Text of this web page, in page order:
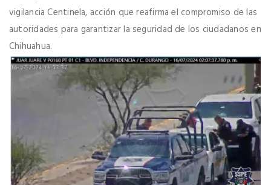
vigilancia Centinela, acción que reafirma el compromiso de las
autoridades para garantizar la seguridad de los ciudadanos en
Chihuahua.